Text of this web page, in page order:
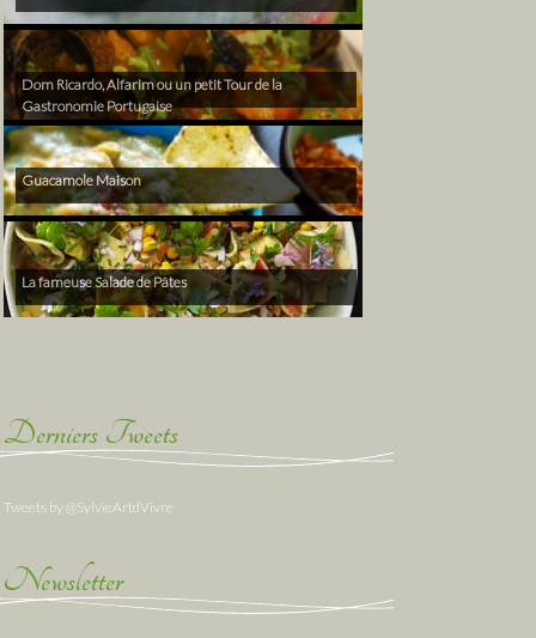
Dom Ricardo, Alfarim ou un petit Tour de la
Gastronomie Portugaise
Guacamole Maison
La fameuse Salade de Pâtes
Derniers Tweets
Tweets by @SylvieArtdVivre
Newsletter